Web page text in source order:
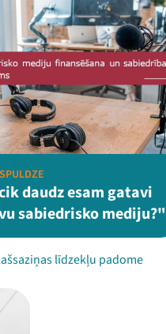
daudz esam gatavi
sabiedrisko mediju?"
līdzekļu padome